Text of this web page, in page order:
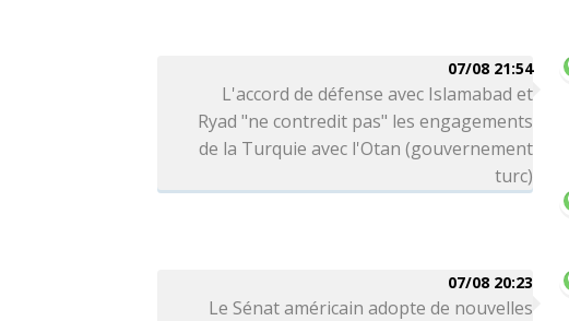
07/08 21:54
L'accord de défense avec Islamabad et
Ryad "ne contredit pas" les engagements
de la Turquie avec l'Otan (gouvernement
turc)
07/08 20:23
Le Sénat américain adopte de nouvelles